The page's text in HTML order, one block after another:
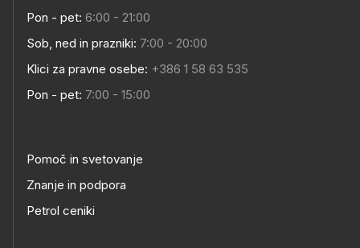
Pon - pet: 6:00 - 21:00
Sob, ned in prazniki: 7:00 - 20:00
Klici za pravne osebe: +386 1 58 63 535
Pon - pet: 7:00 - 15:00
Pomoč in svetovanje
Znanje in podpora
Petrol ceniki